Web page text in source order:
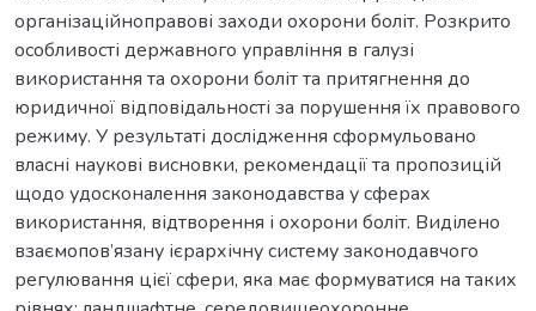
організаційноправові заходи охорони боліт. Розкрито
особливості державного управління в галузі
використання та охорони боліт та притягнення до
юридичної відповідальності за порушення їх правового
режиму. У результаті дослідження сформульовано
власні наукові висновки, рекомендації та пропозицій
щодо удосконалення законодавства у сферах
використання, відтворення і охорони боліт. Виділено
взаємопов’язану ієрархічну систему законодавчого
регулювання цієї сфери, яка має формуватися на таких